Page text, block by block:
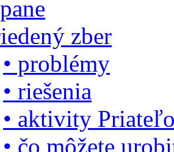
zber
• problémy
• riešenia
• aktivity
• čo môžete